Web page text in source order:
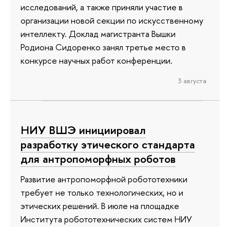
исследований, а также приняли участие в
организации новой секции по искусственному
интеллекту. Доклад магистранта Вышки
Родиона Сидоренко занял третье место в
конкурсе научных работ конференции.
3 августа
НИУ ВШЭ инициировал
разработку этического стандарта
для антропоморфных роботов
Развитие антропоморфной робототехники
требует не только технологических, но и
этических решений. В июле на площадке
Института робототехнических систем НИУ